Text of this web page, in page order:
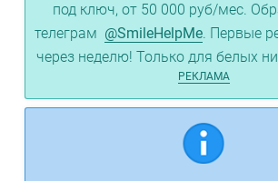
под ключ, от 50 000 руб/мес.
телеграм @SmileHelpMe. Первые
через неделю! Только для белых
РЕКЛАМА